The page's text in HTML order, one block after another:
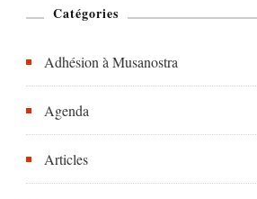
Catégories
Adhésion à Musanostra
Agenda
Articles